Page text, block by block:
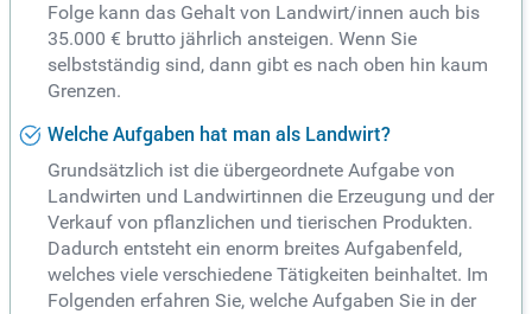
Folge kann das Gehalt von Landwirt/innen auch bis
35.000 € brutto jährlich ansteigen. Wenn Sie
selbstständig sind, dann gibt es nach oben hin kaum
Grenzen.
Welche Aufgaben hat man als Landwirt?
Grundsätzlich ist die übergeordnete Aufgabe von
Landwirten und Landwirtinnen die Erzeugung und der
Verkauf von pflanzlichen und tierischen Produkten.
Dadurch entsteht ein enorm breites Aufgabenfeld,
welches viele verschiedene Tätigkeiten beinhaltet. Im
Folgenden erfahren Sie, welche Aufgaben Sie in der